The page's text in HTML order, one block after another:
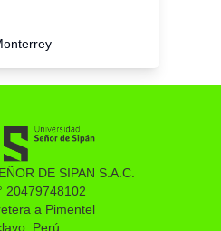
DE SIPAN S.A.C.
20479748102
a Pimentel
Perú